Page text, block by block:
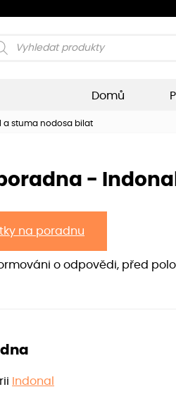
Domů
a stuma nodosa bilat
-
na poradnu
o odpovědi, před
Indonal